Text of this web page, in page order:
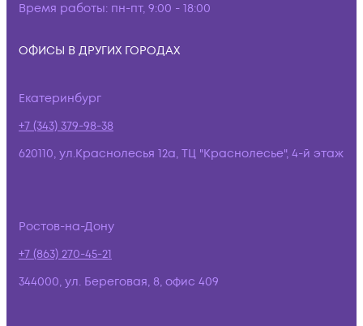
Время работы: пн-пт, 9:00 - 18:00
ОФИСЫ В ДРУГИХ ГОРОДАХ
Екатеринбург
+7 (343) 379-98-38
620110, ул.Краснолесья 12а, ТЦ "Краснолесье", 4-й этаж
Ростов-на-Дону
+7 (863) 270-45-21
344000, ул. Береговая, 8, офис 409